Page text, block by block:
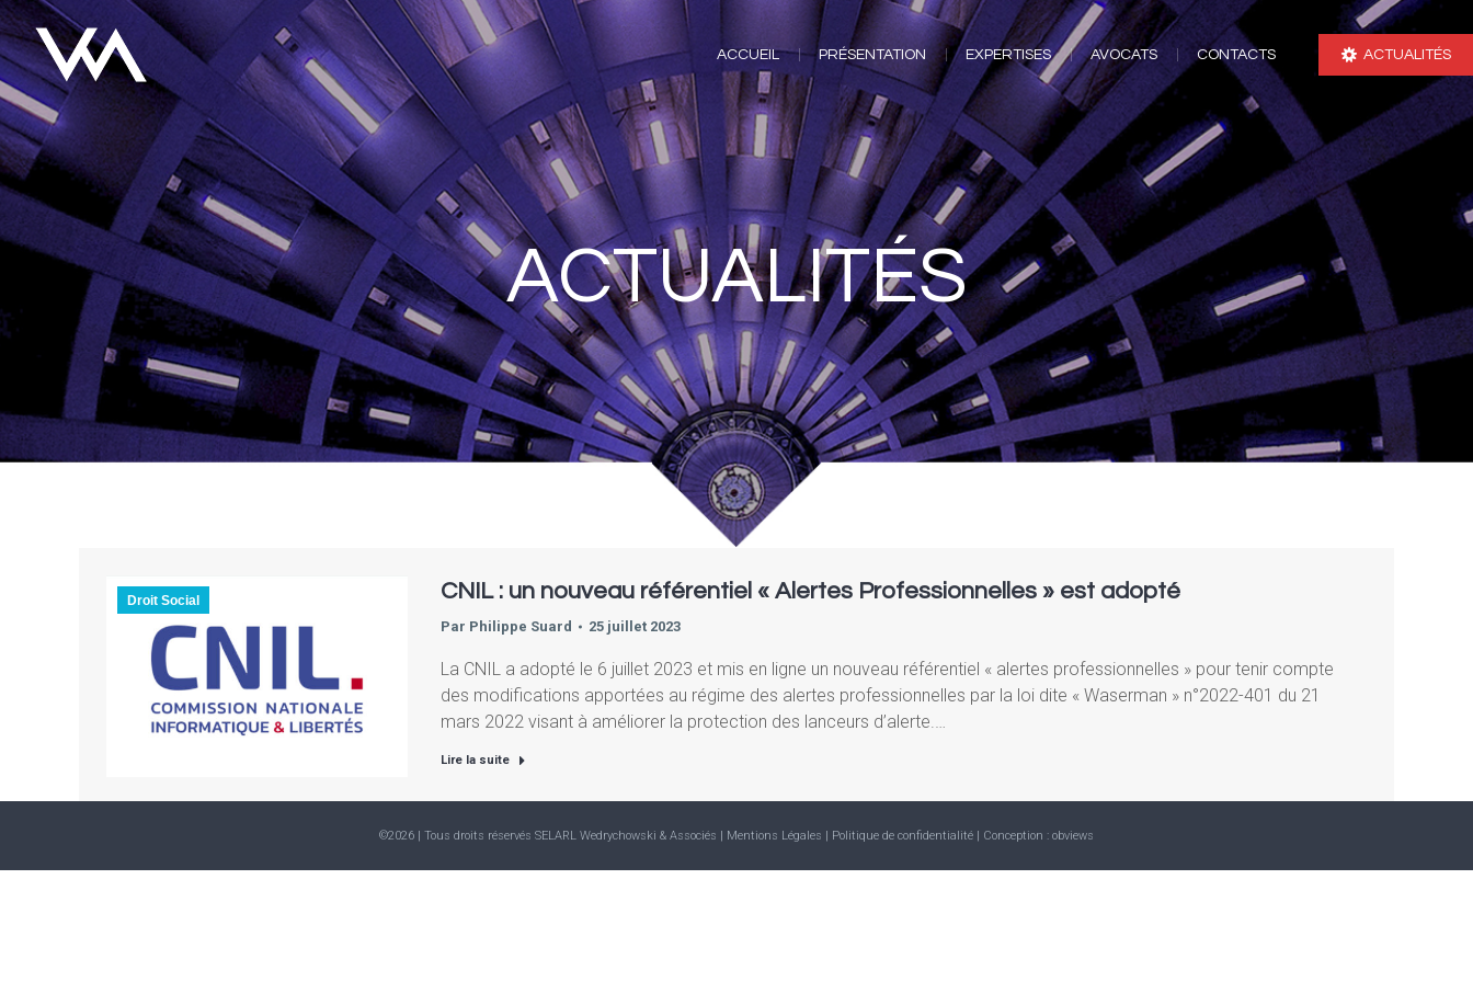
ACCUEIL PRÉSENTATION EXPERTISES AVOCATS CONTACTS ACTUALITÉS
ACTUALITÉS
Droit Social CNIL : un nouveau référentiel « Alertes Professionnelles » est adopté
Par Philippe Suard 25 juillet 2023
La CNIL a adopté le 6 juillet 2023 et mis en ligne un nouveau référentiel « alertes professionnelles » pour tenir compte
des modifications apportées au régime des alertes professionnelles par la loi dite « Waserman » n°2022-401 du 21
mars 2022 visant à améliorer la protection des lanceurs d’alerte.…
Lire la suite
©2026 | Tous droits réservés SELARL Wedrychowski & Associés | Mentions Légales | Politique de confidentialité | Conception : obviews
PRÉSENTATION EXPERTISES AVOCATS CONTACTS ACTUALITÉS